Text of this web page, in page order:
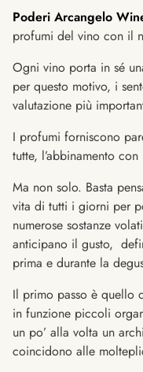
Poderi Arcangelo
profumi del vino con il
Ogni vino porta in sé
per questo motivo, i
valutazione più
I profumi forniscono
tutte, l’abbinamento
Ma non solo. Basta
vita di tutti i giorni per
numerose sostanze
anticipano il gusto,
prima e durante la
Il primo passo è quello
in funzione piccoli
un po’ alla volta un
coincidono alle